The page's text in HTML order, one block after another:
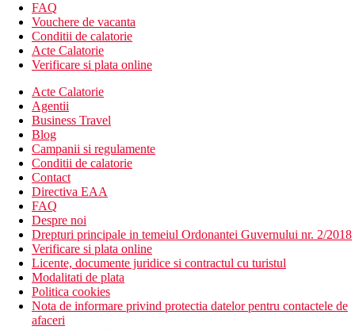
Priza langa pat
Aparat pentru prepararea de ceai/cafea
TV
Lenjerie de pat
Pardoseala de gresie/marmura
Mocheta
Cana fierbator
Canale prin cablu
Garderoba sau dulap
Izolare fonica
Aer conditionat
Descrierea hotelului
Servicii recepetie 24/24
Acces Wi-Fi in lobby
Servicii spalatorie 24/24
Zona de lucru comuna/ Birou individual
Zona de relaxare cu spatiu pentru jocuri de societate
Piscina exterioara cu apa sarata
FAQ
Vouchere de vacanta
Conditii de calatorie
Acte Calatorie
Verificare si plata online
Acte Calatorie
Agentii
Business Travel
Blog
Campanii si regulamente
Conditii de calatorie
Contact
Directiva EAA
FAQ
Despre noi
Drepturi principale in temeiul Ordonantei Guvernului nr. 2/2018
Verificare si plata online
Licente, documente juridice si contractul cu turistul
Modalitati de plata
Politica cookies
Nota de informare privind protectia datelor pentru contactele de
afaceri